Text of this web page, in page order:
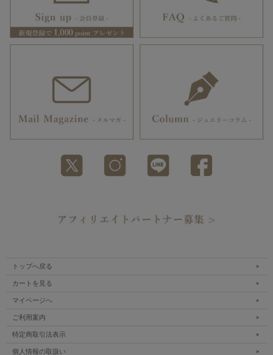
トップへ戻る
カートを見る
マイページへ
ご利用案内
特定商取引法表示
個人情報の取扱い